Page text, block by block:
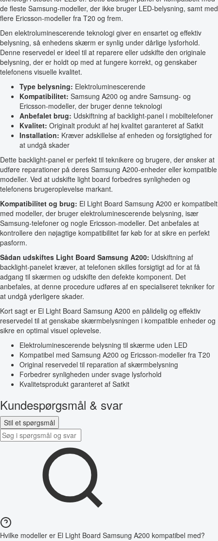
de fleste Samsung-modeller, der ikke bruger LED-belysning, samt med
flere Ericsson-modeller fra T20 og frem.
Den elektroluminescerende teknologi giver en ensartet og effektiv
belysning, så enhedens skærm er synlig under dårlige lysforhold.
Denne reservedel er ideel til at reparere eller udskifte den originale
belysning, der er holdt op med at fungere korrekt, og genskaber
telefonens visuelle kvalitet.
Type belysning: Elektroluminescerende
Kompatibilitet: Samsung A200 og andre Samsung- og
Ericsson-modeller, der bruger denne teknologi
Anbefalet brug: Udskiftning af backlight-panel i mobiltelefoner
Kvalitet: Originalt produkt af høj kvalitet garanteret af Satkit
Installation: Kræver adskillelse af enheden og forsigtighed for
at undgå skader
Dette backlight-panel er perfekt til teknikere og brugere, der ønsker at
udføre reparationer på deres Samsung A200-enheder eller kompatible
modeller. Ved at udskifte light board forbedres synligheden og
telefonens brugeroplevelse markant.
Kompatibilitet og brug: El Light Board Samsung A200 er kompatibelt
med modeller, der bruger elektroluminescerende belysning, især
Samsung-telefoner og nogle Ericsson-modeller. Det anbefales at
kontrollere den nøjagtige kompatibilitet før køb for at sikre en perfekt
pasform.
Sådan udskiftes Light Board Samsung A200: Udskiftning af
backlight-panelet kræver, at telefonen skilles forsigtigt ad for at få
adgang til skærmen og udskifte den defekte komponent. Det
anbefales, at denne procedure udføres af en specialiseret tekniker for
at undgå yderligere skader.
Kort sagt er El Light Board Samsung A200 en pålidelig og effektiv
reservedel til at genskabe skærmbelysningen i kompatible enheder og
sikre en optimal visuel oplevelse.
Elektroluminescerende belysning til skærme uden LED
Kompatibel med Samsung A200 og Ericsson-modeller fra T20
Original reservedel til reparation af skærmbelysning
Forbedrer synligheden under svage lysforhold
Kvalitetsprodukt garanteret af Satkit
Kundespørgsmål & svar
Stil et spørgsmål
Hvilke modeller er El Light Board Samsung A200 kompatibel med?